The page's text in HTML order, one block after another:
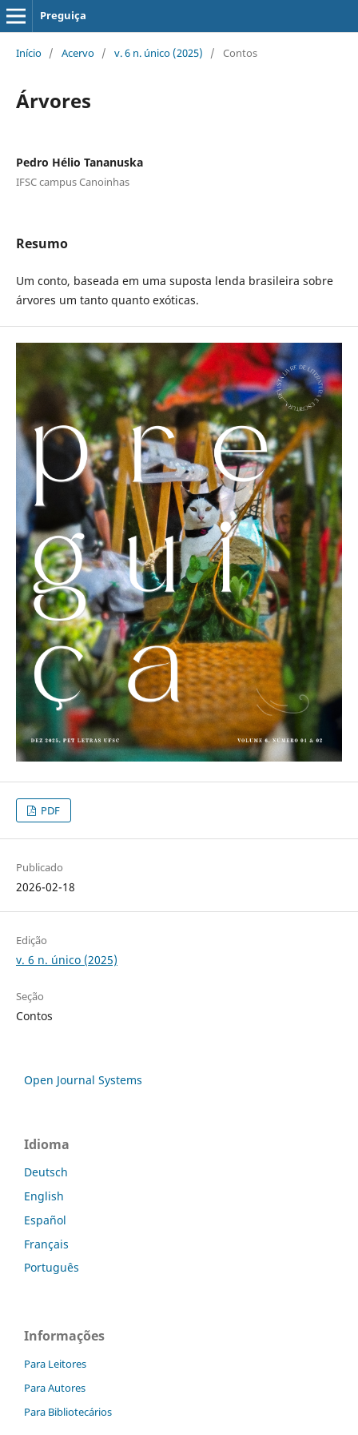
Preguiça
Início / Acervo / v. 6 n. único (2025) / Contos
Árvores
Pedro Hélio Tananuska
IFSC campus Canoinhas
Resumo
Um conto, baseada em uma suposta lenda brasileira sobre
árvores um tanto quanto exóticas.
PDF
Publicado
2026-02-18
Edição
v. 6 n. único (2025)
Seção
Contos
Open Journal Systems
Idioma
Deutsch
English
Español
Français
Português
Informações
Para Leitores
Para Autores
Para Bibliotecários